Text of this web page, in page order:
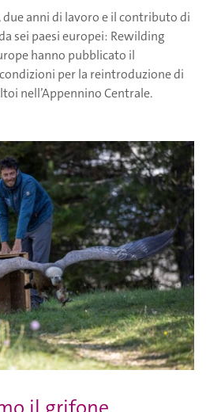
anni di lavoro e il contributo di
sei paesi europei: Rewilding
hanno pubblicato il
per la reintroduzione di
nell’Appennino Centrale.